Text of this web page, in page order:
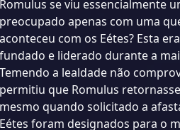
Romulus se viu essencialmente
preocupado apenas com uma
aconteceu com os Eétes? Esta
fundado e liderado durante a
Temendo a lealdade não
permitiu que Romulus
mesmo quando solicitado a
Eétes foram designados para o